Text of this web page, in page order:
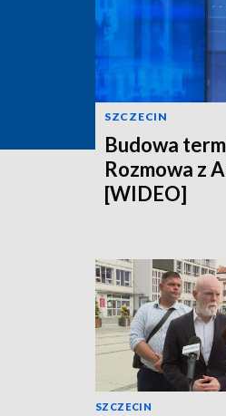
SZCZECIN
Budowa
Rozmowa z
[WIDEO]
SZCZECIN